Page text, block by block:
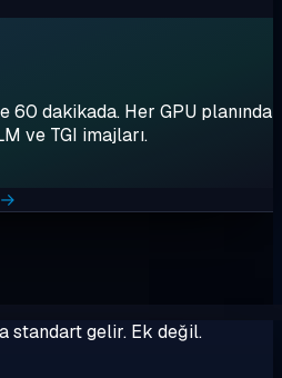
60 dakikada. Her GPU planında
ve TGI imajları.
→
standart gelir. Ek değil.